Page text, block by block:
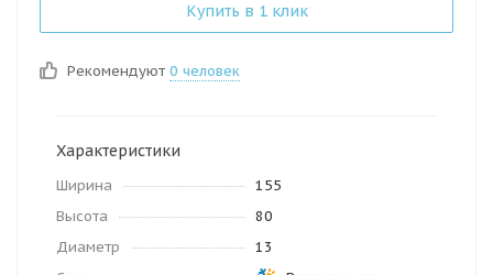
Купить в 1 клик
Рекомендуют 0 человек
Характеристики
Ширина
155
Высота
80
Диаметр
13